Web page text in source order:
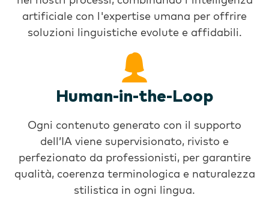
artificiale con l'expertise umana per offrire
soluzioni linguistiche evolute e affidabili.
Human-in-the-Loop
Ogni contenuto generato con il supporto
dell’IA viene supervisionato, rivisto e
perfezionato da professionisti, per garantire
qualità, coerenza terminologica e naturalezza
stilistica in ogni lingua.